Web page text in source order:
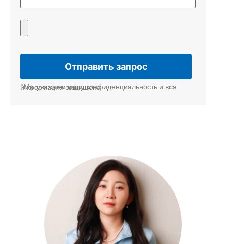
*Мы уважаем вашу конфиденциальность и вся информация защищена